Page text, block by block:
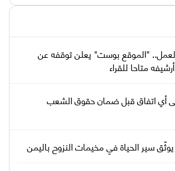
"الموقع بوست" يعلن توقفه عن
متاحا للقراء
أي اتفاق قبل ضمان حقوق الشعب
سير الحياة في مخيمات النزوح باليمن